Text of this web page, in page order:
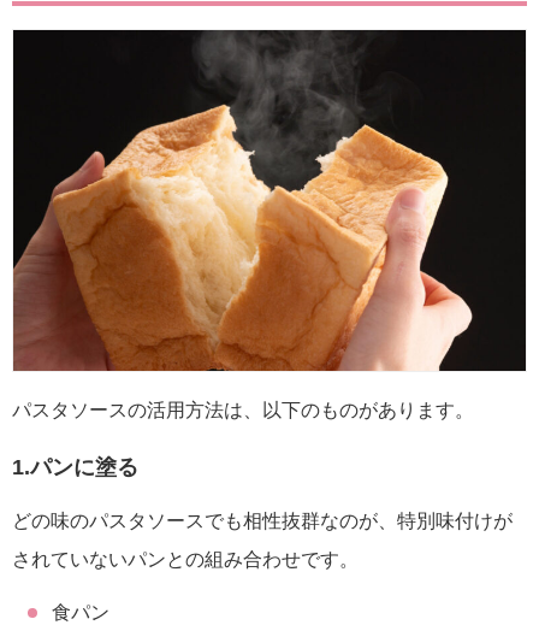
パスタソースの活用方法は、以下のものがあります。
1.パンに塗る
どの味のパスタソースでも相性抜群なのが、特別味付けが
されていないパンとの組み合わせです。
食パン